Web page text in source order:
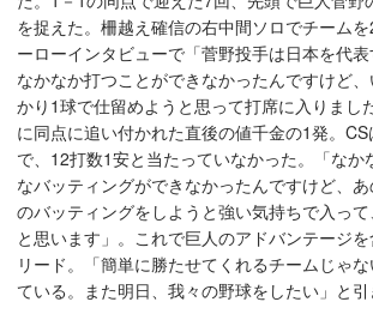
を捉えた。柵越え確信の右中間ソロでチーム
ーローインタビューで「菅野投手は日本を代
なかなか打つことができなかったんですけど
かり1球で仕留めようと思って打席に入りまし
に同点に追い付かれた直後の値千金の1発。CS
で、12打数1安と当たっていなかった。「なか
なバッティングができなかったんですけど、
のバッティングをしようと強い気持ちで入っ
と思います」。これで巨人のアドバンテージ
リード。「簡単に勝たせてくれるチームじゃ
ている。また明日、我々の野球をしたい」と引